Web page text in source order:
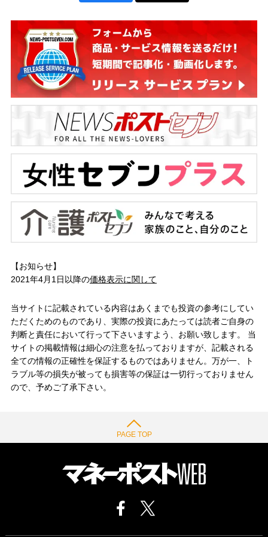
【お知らせ】
2021年4月1日以降の価格表示に関して
当サイトに記載されている内容はあくまでも投資の参考にしてい
ただくためのものであり、実際の投資にあたっては読者ご自身の
判断と責任において行って下さいますよう、お願い致します。 当
サイトの掲載情報は細心の注意を払っておりますが、記載される
全ての情報の正確性を保証するものではありません。万が一、ト
ラブル等の損失が被っても損害等の保証は一切行っておりません
ので、予めご了承下さい。
PAGE TOP